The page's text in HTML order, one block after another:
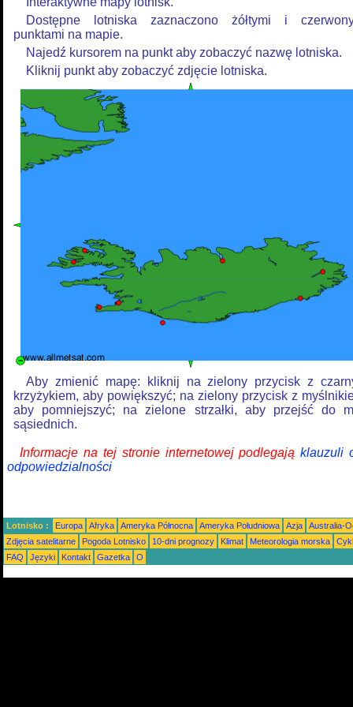
Dostępne lotniska zaznaczono żółtymi i
punktami na mapie.
Najedź kursorem na punkt aby zobaczyć nazwę lotniska.
Kliknij punkt aby zobaczyć zdjęcie lotniska.
Aby zmienić mapę: kliknij na zielony przycisk z
krzyżykiem, aby powiększyć; na zielony przycisk z
aby pomniejszyć; na zielone strzałki, aby przejść do
sąsiednich.
Informacje na tej stronie internetowej podlegająklauzuli
odpowiedzialności
Lotnisko : Europa Afryka Ameryka Północna Ameryka Południowa Azja
Australia-
Zdjęcia satelitarne
Pogoda Lotnisko 10-dni prognozy Klimat Meteorologia morska
FAQ
Języki Kontakt Gazetka O